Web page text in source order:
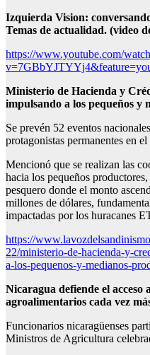
Izquierda Vision:
Temas de actualidad. (video
https://www.youtube.com/
Ministerio de Hacienda y
impulsando a los pequeños y
Se prevén 52 eventos
protagonistas permanentes en
Mencionó que se realizan las
hacia los pequeños
pesquero donde el monto
millones de dólares,
impactadas por los huracanes
https://
22/ministerio-de-hacienda-y-
a-los-pequenos-y-medianos-
Nicaragua defiende el acceso
agroalimentarios cada vez
Funcionarios nicaragüenses
Ministros de Agricultura